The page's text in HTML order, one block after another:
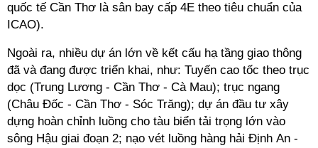
quốc tế Cần Thơ là sân bay cấp 4E theo tiêu chuẩn của
ICAO).
Ngoài ra, nhiều dự án lớn về kết cấu hạ tầng giao thông
đã và đang được triển khai, như: Tuyến cao tốc theo trục
dọc (Trung Lương - Cần Thơ - Cà Mau); trục ngang
(Châu Đốc - Cần Thơ - Sóc Trăng); dự án đầu tư xây
dựng hoàn chỉnh luồng cho tàu biển tải trọng lớn vào
sông Hậu giai đoạn 2; nạo vét luồng hàng hải Định An -